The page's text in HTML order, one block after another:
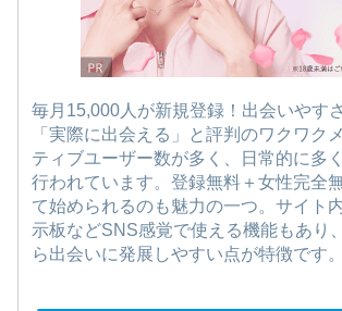
毎月15,000人が新規登録！出会いやす
「実際に出会える」と評判のワクワク
ティブユーザー数が多く、日常的に多
行われています。登録無料＋女性完全
て始められるのも魅力の一つ。サイト
示板などSNS感覚で使える機能もあり
ら出会いに発展しやすい点が特徴です。